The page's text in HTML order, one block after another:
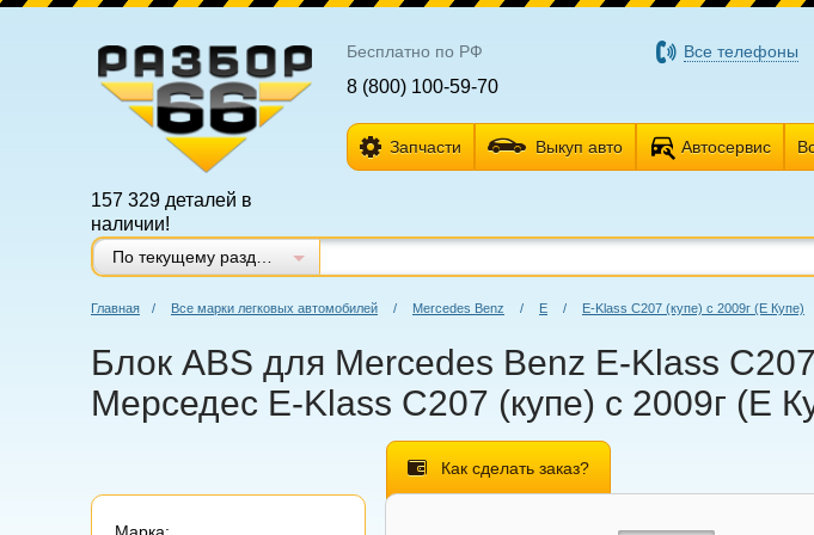
157 329 деталей в
наличии!
Бесплатно по РФ
8 (800) 100-59-70
Все телефоны
Запчасти Выкуп авто Автосервис
Главная / Все марки легковых автомобилей / Mercedes Benz / E / E-Klass C207 (купе) с 2009г (Е Купе)
Блок ABS для Mercedes Benz E-Klass
Мерседес E-Klass C207 (купе) с 2009г (Е
Как сделать заказ?